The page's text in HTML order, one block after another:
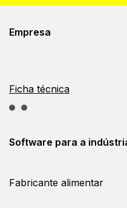
Empresa
Ficha técnica
Software para a
Fabricante alimentar